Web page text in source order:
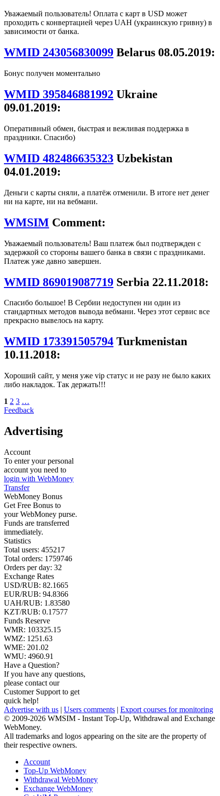
Уважаемый пользователь! Оплата с карт в USD может
проходить с конвертацией через UAH (украинскую гривну) в
зависимости от банка.
WMID 243056830099 Belarus 08.05.2019:
Бонус получен моментально
WMID 395846881992 Ukraine
09.01.2019:
Оперативный обмен, быстрая и вежливая поддержка в
праздники. Спасибо)
WMID 482486635323 Uzbekistan
04.01.2019:
Деньги с карты сняли, а платёж отменили. В итоге нет денег
ни на карте, ни на вебмани.
WMSIM Comment:
Уважаемый пользователь! Ваш платеж был подтвержден с
задержкой со стороны вашего банка в связи с праздниками.
Платеж уже давно завершен.
WMID 869019087719 Serbia 22.11.2018:
Спасибо большое! В Сербии недоступен ни один из
стандартных методов вывода вебмани. Через этот сервис все
прекрасно вывелось на карту.
WMID 173391505794 Turkmenistan
10.11.2018:
Хороший сайт, у меня уже vip статус и не разу не было каких
либо накладок. Так держать!!!
1 2 3 …
Feedback
Advertising
Account
To enter your personal
account you need to
login with WebMoney
Transfer
WebMoney Bonus
Get Free Bonus to
your WebMoney purse.
Funds are transferred
immediately.
Statistics
Total users: 455217
Total orders: 1759746
Orders per day: 32
Exchange Rates
USD/RUB: 82.1665
EUR/RUB: 94.8366
UAH/RUB: 1.83580
KZT/RUB: 0.17577
Funds Reserve
WMR: 103325.15
WMZ: 1251.63
WME: 201.02
WMU: 4960.91
Have a Question?
If you have any questions,
please contact our
Customer Support to get
quick help!
Advertise with us | Users comments | Export courses for monitoring
© 2009-2026 WMSIM - Instant Top-Up, Withdrawal and Exchange
WebMoney.
All trademarks and logos appearing on the site are the property of
their respective owners.
Account
Top-Up WebMoney
Withdrawal WebMoney
Exchange WebMoney